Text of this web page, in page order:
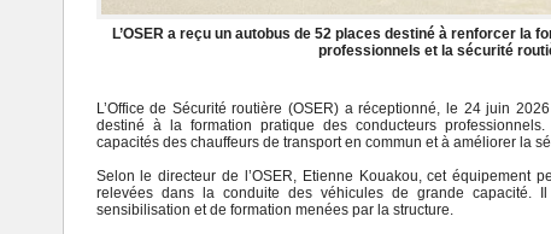
L’OSER a reçu un autobus de 52 places destiné à renforcer la
professionnels et la sécurité
L’Office de Sécurité routière (OSER) a réceptionné, le 24 juin
destiné à la formation pratique des conducteurs
capacités des chauffeurs de transport en commun et à améliorer la
Selon le directeur de l’OSER, Etienne Kouakou, cet équipement
relevées dans la conduite des véhicules de grande capacité.
sensibilisation et de formation menées par la structure.